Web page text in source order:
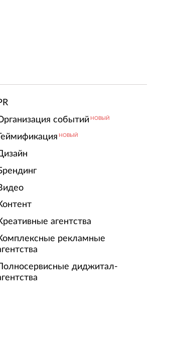
событий НОВЫЙ
НОВЫЙ
агентства
рекламные
диджитал-